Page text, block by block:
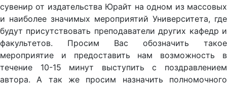
сувенир от издательства Юрайт на одном из массовых
и наиболее значимых мероприятий Университета, где
будут присутствовать преподаватели других кафедр и
факультетов. Просим Вас обозначить такое
мероприятие и предоставить нам возможность в
течение 10-15 минут выступить с поздравлением
автора. А так же просим назначить полномочного